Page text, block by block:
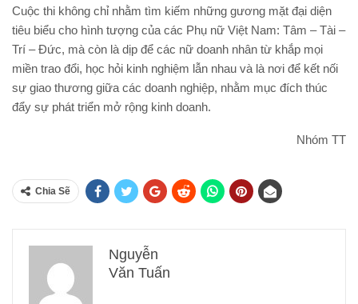
Cuộc thi không chỉ nhằm tìm kiếm những gương mặt đại diện
tiêu biểu cho hình tượng của các Phụ nữ Việt Nam: Tâm – Tài –
Trí – Đức, mà còn là dịp để các nữ doanh nhân từ khắp mọi
miền trao đổi, học hỏi kinh nghiệm lẫn nhau và là nơi để kết nối
sự giao thương giữa các doanh nghiệp, nhằm mục đích thúc
đẩy sự phát triển mở rộng kinh doanh.
Nhóm TT
Chia Sẽ
Nguyễn
Văn Tuấn